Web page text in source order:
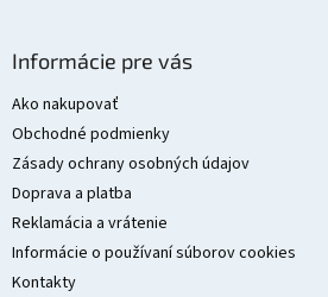
Informácie pre vás
Ako nakupovať
Obchodné podmienky
Zásady ochrany osobných údajov
Doprava a platba
Reklamácia a vrátenie
Informácie o používaní súborov cookies
Kontakty